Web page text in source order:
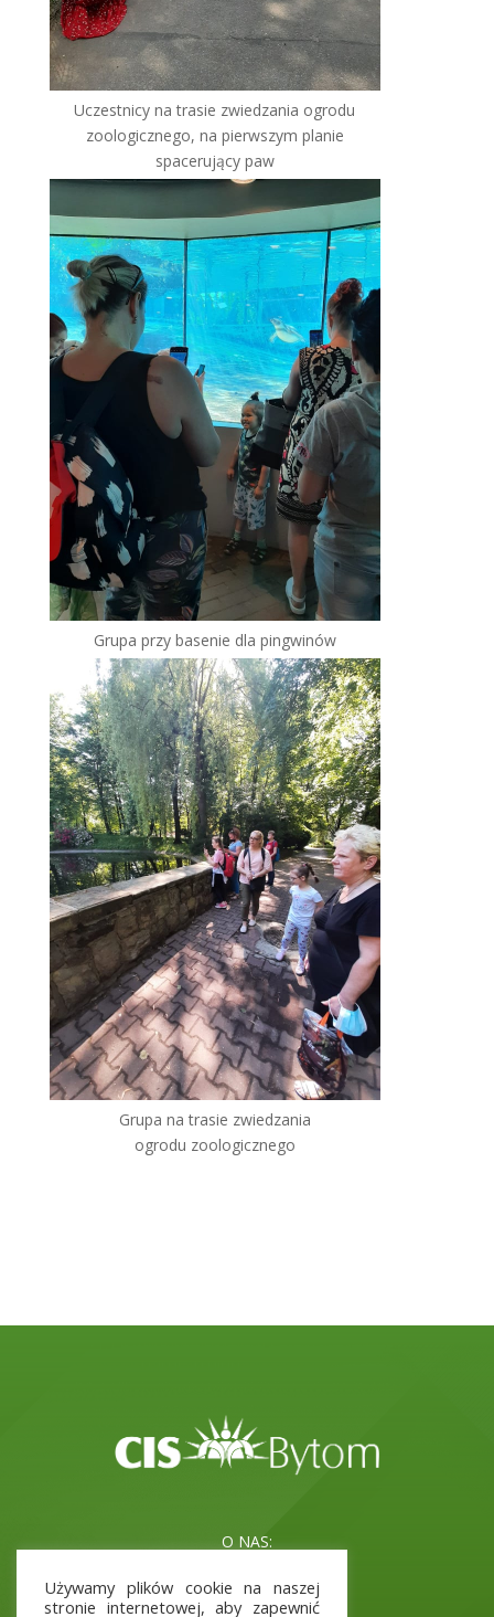
Uczestnicy na trasie zwiedzania ogrodu
zoologicznego, na pierwszym planie
spacerujący paw
Grupa przy basenie dla pingwinów
Grupa na trasie zwiedzania
ogrodu zoologicznego
O NAS:
Kadra
Używamy plików cookie na naszej
stronie internetowej, aby zapewnić